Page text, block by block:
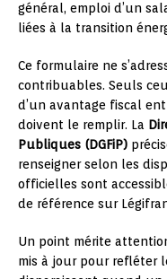
général, emploi d’un
liées à la transition
Ce formulaire ne
contribuables. Seuls
d’un avantage fiscal
doivent le remplir. La
Publiques (DGFiP)
renseigner selon les
officielles sont
de référence sur
Un point mérite
mis à jour pour refléter